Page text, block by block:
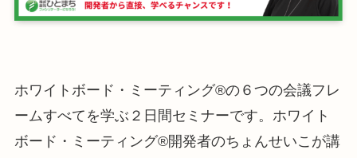
ホワイトボード・ミーティング®の６つの会議フレ
ームすべてを学ぶ２日間セミナーです。ホワイト
ボード・ミーティング®︎開発者のちょんせいこが講